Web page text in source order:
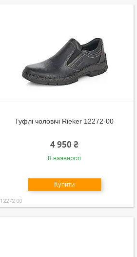
Туфлі чоловічі Rieker 12272-00
4 950 ₴
В наявності
Купити
12272-00